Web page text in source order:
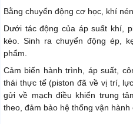
Bằng chuyển động cơ học, khí
Dưới tác động của áp suất khí,
kéo. Sinh ra chuyển động ép,
phẩm.
Cảm biến hành trình, áp suất,
thái thực tế (piston đã về vị trí,
gửi về mạch điều khiển trung
theo, đảm bảo hệ thống vận hành